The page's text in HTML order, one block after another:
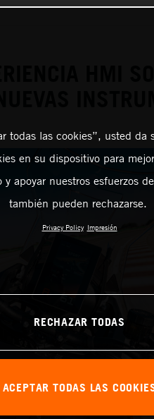
todas las cookies”, usted da
en su dispositivo para
apoyar nuestros esfuerzos
también pueden rechazarse.
Privacy Policy Impresión
RECHAZAR TODAS
ACEPTAR TODAS LAS